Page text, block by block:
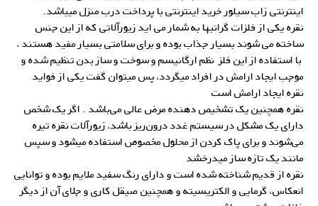
اینترنتی زاب سیلور خرید اینترنتی با پرداخت درب منزل میباشد.
نقره یکی از فلزات گرانبها به شمار می اید زیورآلاتی که از این جنس
ساخته می شوند بسیار جذاب بوده و برای سلامتی بسیار مفید هستند ،
با استفاده از این فلز نظم ارگانیسم و سوخت و ساز بدن تنظیم شده و
موجب ایجاد ارامش در افراد میگردد، پس میتوان گفت یکی از فواید
نقره ایجاد ارامش است
نقره همچنین یک تشخیص‌ دهنده‌ مرض عالی می‌باشد . اگر یک شخص
دارای یک مشکل در سیستم غدد درون‌ریز باشد، زیورآلات نقره تیره
می‌شوند و برای پاک کردن از محلول مخصوص استفاده میشود و سپس
مانند یک تازه ساز میدرخشد
نقره از قدیم شناخته شده است و دارای رنگ سفید ملایم بوده و توانایی
انعکاس، گرمایی و الکتریسیته و همچنین صیقل کاری و جلای آن از دیگر